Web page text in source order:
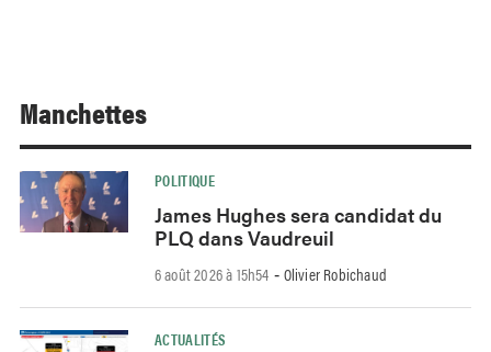
Manchettes
POLITIQUE
James Hughes sera candidat du
PLQ dans Vaudreuil
6 août 2026 à 15h54 - Olivier Robichaud
ACTUALITÉS